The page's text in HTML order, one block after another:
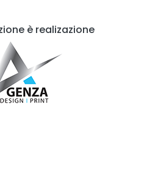
è realizazione